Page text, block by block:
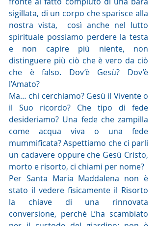
sigillata, di un corpo che sparisce alla
nostra vista,  così anche nel lutto
spirituale possiamo perdere la testa
e non capire più niente, non
distinguere più ciò che è vero da ciò
che è falso. Dov’è Gesù? Dov’è
l’Amato?
Ma… chi cerchiamo? Gesù il Vivente o
il Suo ricordo? Che tipo di fede
desideriamo? Una fede che zampilla
come acqua viva o una fede
mummificata? Aspettiamo che ci parli
un cadavere oppure che Gesù Cristo,
morto e risorto, ci chiami per nome?
Per Santa Maria Maddalena non è
stato il vedere fisicamente il Risorto
la chiave di una rinnovata
conversione, perché L’ha scambiato